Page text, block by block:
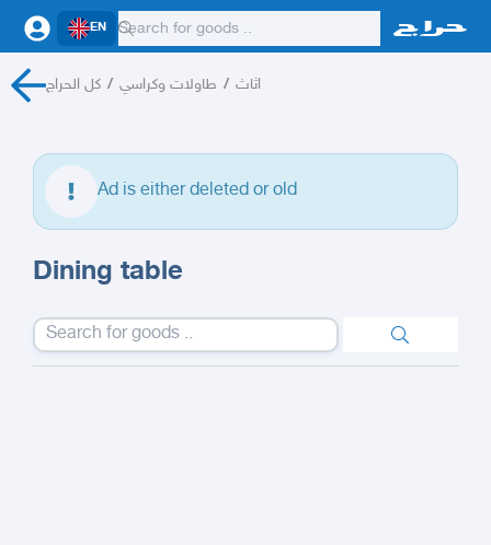
EN
كل الحراج / طاولات وكراسي / اثاث
Ad is either deleted or old
Dining table